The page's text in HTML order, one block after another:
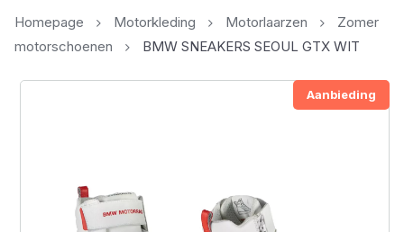
Homepage Motorkleding Motorlaarzen
Zomer
motorschoenen
BMW SNEAKERS SEOUL GTX WIT
Aanbieding